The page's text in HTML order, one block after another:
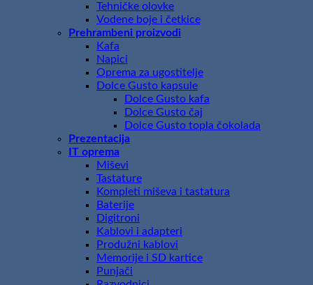
Tehničke olovke
Vodene boje i četkice
Prehrambeni proizvodi
Kafa
Napici
Oprema za ugostitelje
Dolce Gusto kapsule
Dolce Gusto kafa
Dolce Gusto čaj
Dolce Gusto topla čokolada
Prezentacija
IT oprema
Miševi
Tastature
Kompleti miševa i tastatura
Baterije
Digitroni
Kablovi i adapteri
Produžni kablovi
Memorije i SD kartice
Punjači